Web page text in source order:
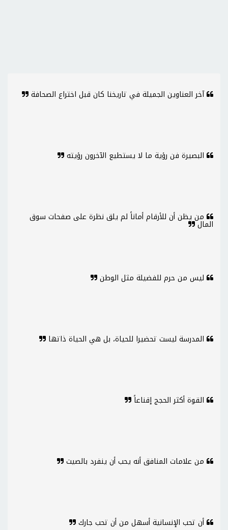
آخر العناوين الجميلة في تاريخنا كان قبل اختراع الصحافة
البصيرة فن رؤية ما لا يستطيع الآخرون رؤيته
من يظن أن للأرقام أماناً لم يلق نظرة على صفحات سوق
المال
ليس من حرم للفضيلة مثل الوطن
المدرسة ليست تحضيرا للحياة، بل هي الحياة ذاتها
القوة أكثر الحجج إقناعاً
من علامات المنافق أنه يحب أن ينفرد بالصيت
أن تحب الإنسانية أسهل من أن تحب جارك